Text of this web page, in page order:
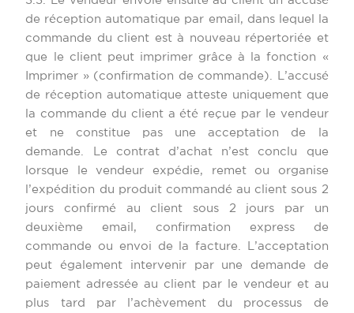
de réception automatique par email, dans lequel la
commande du client est à nouveau répertoriée et
que le client peut imprimer grâce à la fonction «
Imprimer » (confirmation de commande). L’accusé
de réception automatique atteste uniquement que
la commande du client a été reçue par le vendeur
et ne constitue pas une acceptation de la
demande. Le contrat d’achat n’est conclu que
lorsque le vendeur expédie, remet ou organise
l’expédition du produit commandé au client sous 2
jours confirmé au client sous 2 jours par un
deuxième email, confirmation express de
commande ou envoi de la facture. L’acceptation
peut également intervenir par une demande de
paiement adressée au client par le vendeur et au
plus tard par l’achèvement du processus de